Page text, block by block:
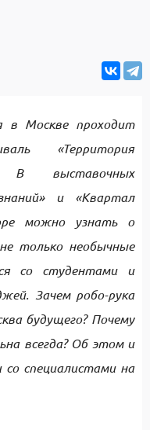
в Москве проходит
«Территория
В выставочных
и «Квартал
можно узнать о
только необычные
со студентами и
Зачем робо-рука
будущего? Почему
всегда? Об этом и
специалистами на